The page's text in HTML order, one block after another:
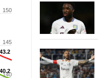
140
145
150